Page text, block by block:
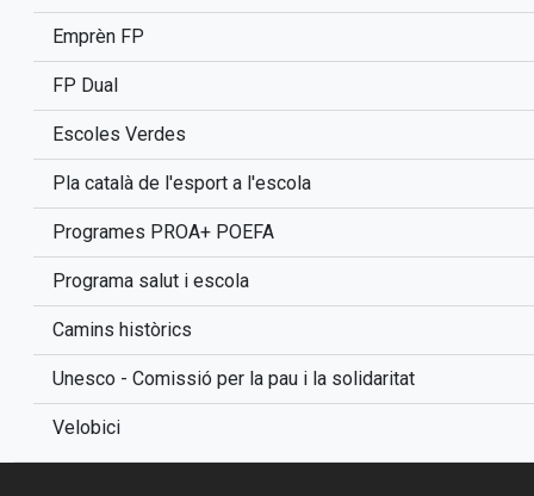
Emprèn FP
FP Dual
Escoles Verdes
Pla català de l'esport a l'escola
Programes PROA+ POEFA
Programa salut i escola
Camins històrics
Unesco - Comissió per la pau i la solidaritat
Velobici